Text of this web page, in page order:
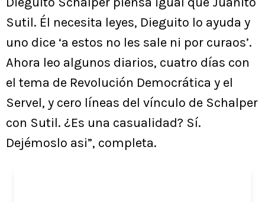
Sutil. Él necesita leyes, Dieguito lo ayuda y
uno dice ‘a estos no les sale ni por curaos’.
Ahora leo algunos diarios, cuatro días con
el tema de Revolución Democrática y el
Servel, y cero líneas del vínculo de Schalper
con Sutil. ¿Es una casualidad? Sí.
Dejémoslo asi”, completa.